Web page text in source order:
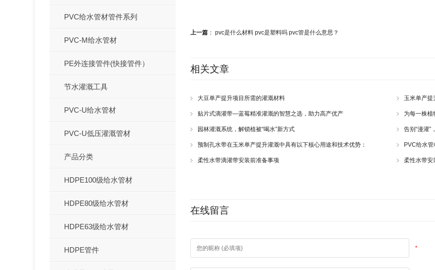
上一篇 ： pvc是什么材料 pvc是塑料吗 pvc管是什么意思？
相关文章
大豆单产提升项目所需的灌溉材料 玉米单产提
贴片式滴灌带—蓝莓精准灌溉的智慧之选，助力高产优产 为每一株植
园林灌溉系统，解锁植被“喝水”新方式 告别“漫灌”
预制孔水带在玉米单产提升灌溉中具有以下核心用途和技术优势： PVC给水
柔性水带滴灌带安装前准备事项 柔性水带安
在线留言
*
PVC给水管材管件系列
PVC-M给水管材
PE外连接管件(快接管件）
节水灌溉工具
PVC-U给水管材
PVC-U低压灌溉管材
产品分类
HDPE100级给水管材
HDPE80级给水管材
HDPE63级给水管材
HDPE管件